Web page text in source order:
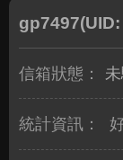
gp7497
信箱狀態：
統計資訊：